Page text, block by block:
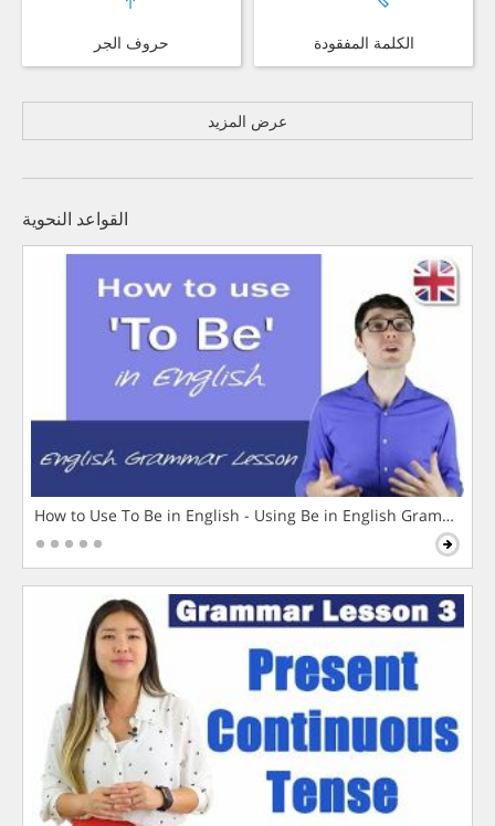
حروف الجر الكلمة المفقودة
عرض المزيد
القواعد النحوية
How to Use To Be in English - Using Be in English Grammar